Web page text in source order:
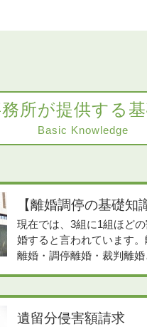
所が提供する
Basic Knowledge
【離婚調停の基礎知
現在では、3組に1組ほど
婚すると言われています
離婚・調停離婚・裁判離
遺留分侵害額請求